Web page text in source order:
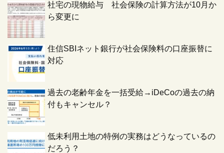
社宅の現物給与 社会保険の計算方法が10月か
ら変更に
住信SBIネット銀行が社会保険料の口座振替に
対応
過去の老齢年金を一括受給→iDeCoの過去の納
付もキャンセル？
低未利用土地の特例の実務はどうなっているの
だろう？